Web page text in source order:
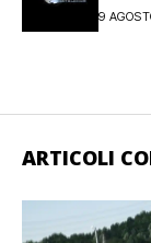
9
ARTICOLI